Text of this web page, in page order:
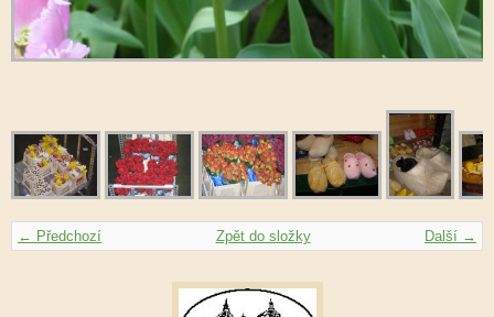
← Předchozí Další →
Zpět do složky